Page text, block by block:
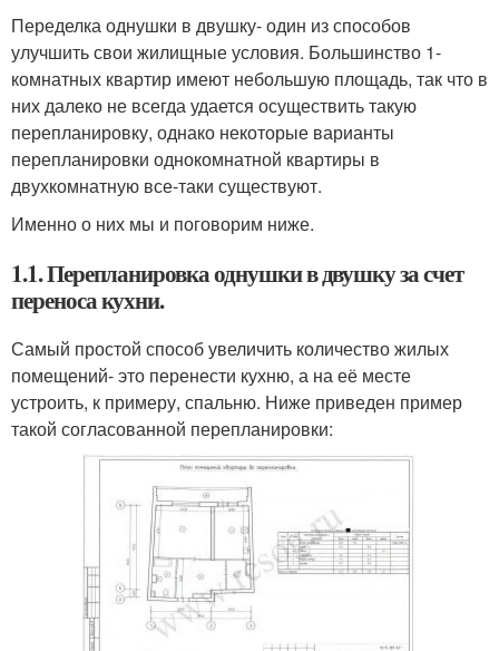
Переделка однушки в двушку- один из способов
улучшить свои жилищные условия. Большинство 1-
комнатных квартир имеют небольшую площадь, так что в
них далеко не всегда удается осуществить такую
перепланировку, однако некоторые варианты
перепланировки однокомнатной квартиры в
двухкомнатную все-таки существуют.
Именно о них мы и поговорим ниже.
1.1. Перепланировка однушки в двушку за счет
переноса кухни.
Самый простой способ увеличить количество жилых
помещений- это перенести кухню, а на её месте
устроить, к примеру, спальню. Ниже приведен пример
такой согласованной перепланировки: